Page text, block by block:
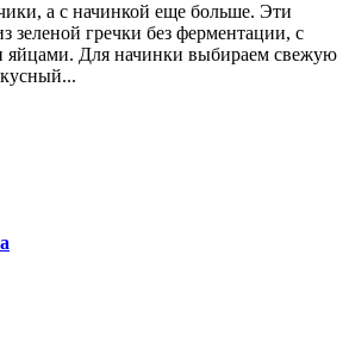
а с начинкой еще больше. Эти
зеленой гречки без ферментации, с
яйцами. Для начинки выбираем свежую